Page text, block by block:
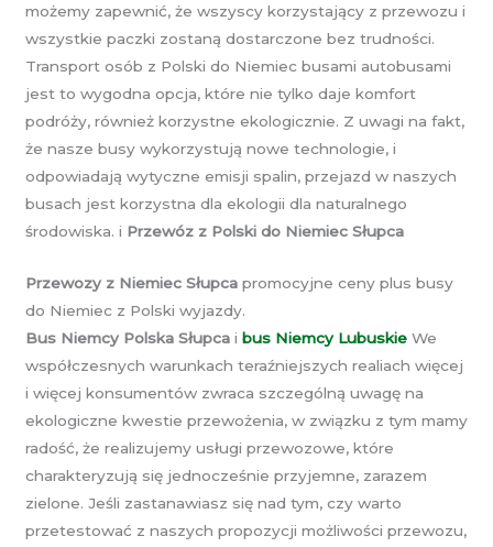
możemy zapewnić, że wszyscy korzystający z przewozu i
wszystkie paczki zostaną dostarczone bez trudności.
Transport osób z Polski do Niemiec busami autobusami
jest to wygodna opcja, które nie tylko daje komfort
podróży, również korzystne ekologicznie. Z uwagi na fakt,
że nasze busy wykorzystują nowe technologie, i
odpowiadają wytyczne emisji spalin, przejazd w naszych
busach jest korzystna dla ekologii dla naturalnego
środowiska. i Przewóz z Polski do Niemiec Słupca
Przewozy z Niemiec Słupca promocyjne ceny plus busy
do Niemiec z Polski wyjazdy.
Bus Niemcy Polska Słupca i bus Niemcy Lubuskie We
współczesnych warunkach teraźniejszych realiach więcej
i więcej konsumentów zwraca szczególną uwagę na
ekologiczne kwestie przewożenia, w związku z tym mamy
radość, że realizujemy usługi przewozowe, które
charakteryzują się jednocześnie przyjemne, zarazem
zielone. Jeśli zastanawiasz się nad tym, czy warto
przetestować z naszych propozycji możliwości przewozu,